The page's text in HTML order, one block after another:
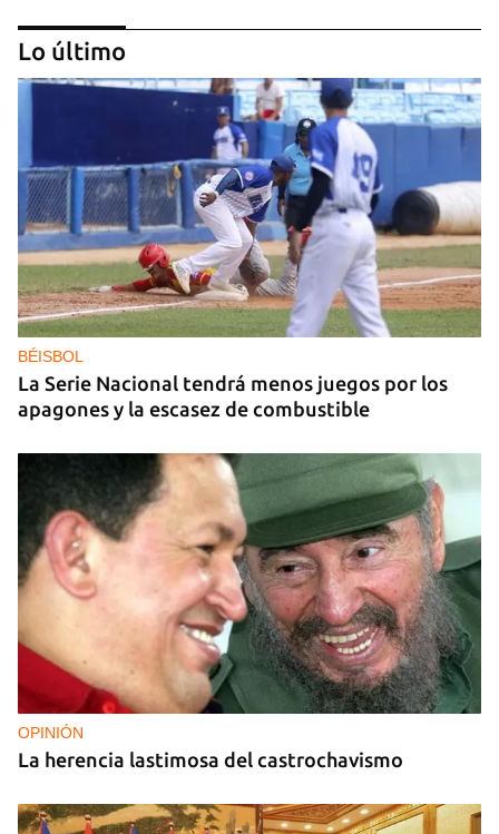
GAS
Los puntos de ProGas vuelven a cerrar en La
Habana tras agotarse las balitas de gas en
dólares
Lo último
BÉISBOL
La Serie Nacional tendrá menos juegos por los
apagones y la escasez de combustible
OPINIÓN
La herencia lastimosa del castrochavismo